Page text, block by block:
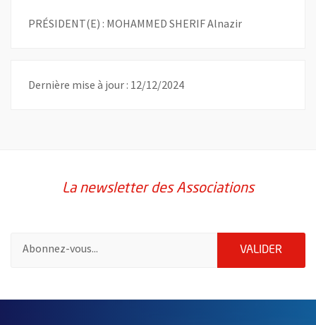
PRÉSIDENT(E) : MOHAMMED SHERIF Alnazir
Dernière mise à jour : 12/12/2024
La newsletter des Associations
VALIDER